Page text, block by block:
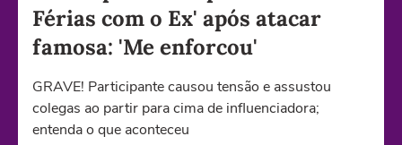
Férias com o Ex' após atacar
famosa: 'Me enforcou'
GRAVE! Participante causou tensão e assustou
colegas ao partir para cima de influenciadora;
entenda o que aconteceu